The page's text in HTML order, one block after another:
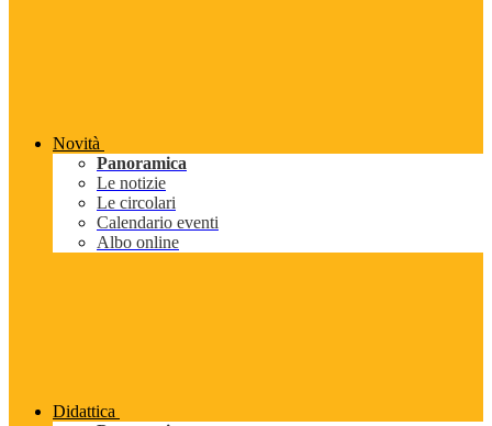
Novità
Panoramica
Le notizie
Le circolari
Calendario eventi
Albo online
Didattica